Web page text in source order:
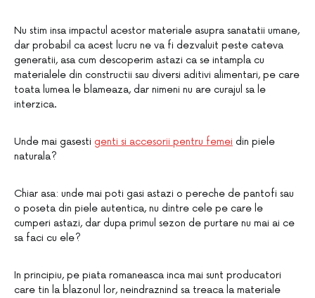
Nu stim insa impactul acestor materiale asupra sanatatii umane,
dar probabil ca acest lucru ne va fi dezvaluit peste cateva
generatii, asa cum descoperim astazi ca se intampla cu
materialele din constructii sau diversi aditivi alimentari, pe care
toata lumea le blameaza, dar nimeni nu are curajul sa le
interzica.
Unde mai gasesti genti si accesorii pentru femei din piele
naturala?
Chiar asa: unde mai poti gasi astazi o pereche de pantofi sau
o poseta din piele autentica, nu dintre cele pe care le
cumperi astazi, dar dupa primul sezon de purtare nu mai ai ce
sa faci cu ele?
In principiu, pe piata romaneasca inca mai sunt producatori
care tin la blazonul lor, neindraznind sa treaca la materiale